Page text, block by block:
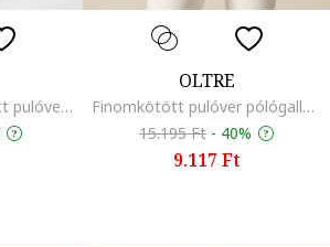
Rövid ujjú finomkötött pulóver, Barackszín
OLTRE
Finomkötött pulóver pólógallérral, Jégkék
15.195 Ft - 40%
9.117 Ft